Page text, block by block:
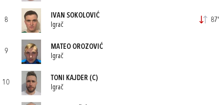
8
IVAN SOKOLOVIĆ
Igrač
87'
9
MATEO OROZOVIĆ
Igrač
10
TONI KAJDER (C)
Igrač